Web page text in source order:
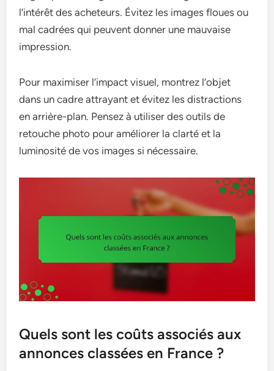
l’intérêt des acheteurs. Évitez les images floues ou
mal cadrées qui peuvent donner une mauvaise
impression.
Pour maximiser l’impact visuel, montrez l’objet
dans un cadre attrayant et évitez les distractions
en arrière-plan. Pensez à utiliser des outils de
retouche photo pour améliorer la clarté et la
luminosité de vos images si nécessaire.
Quels sont les coûts associés aux
annonces classées en France ?